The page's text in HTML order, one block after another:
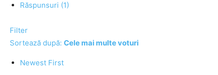
Răspunsuri (1)
Filter
Sortează după: Cele mai multe voturi
Newest First